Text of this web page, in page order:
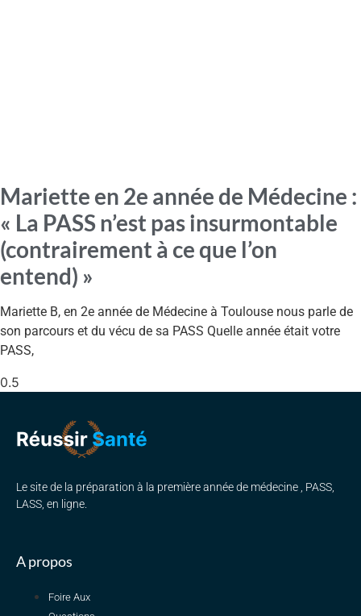
Mariette en 2e année de Médecine :
« La PASS n’est pas insurmontable
(contrairement à ce que l’on
entend) »
Mariette B, en 2e année de Médecine à Toulouse nous parle de
son parcours et du vécu de sa PASS Quelle année était votre
PASS,
Le site de la préparation à la première année de médecine , PASS,
LASS, en ligne.
A propos
Foire Aux